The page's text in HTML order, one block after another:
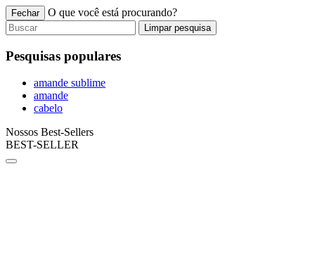
Fechar O que você está procurando?
Limpar pesquisa
Pesquisas populares
amande sublime
amande
cabelo
Nossos Best-Sellers
BEST-SELLER